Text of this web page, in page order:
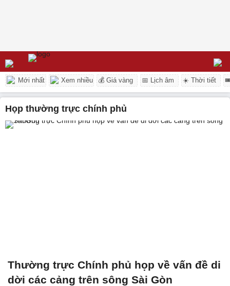
Mới nhất Xem nhiều 💰 Giá vàng 📅 Lịch âm ☀️ Thời tiết
họp thường trực chính phủ
Thường trực Chính phủ họp về vấn đề di
dời các cảng trên sông Sài Gòn